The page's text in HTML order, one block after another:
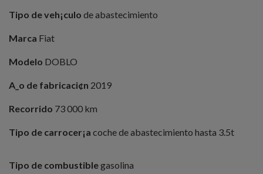
Tipo de veh¡culo de abastecimiento
Marca Fiat
Modelo DOBLO
A_o de fabricaci¢n 2019
Recorrido 73 000 km
Tipo de carrocer¡a coche de abastecimiento hasta 3.5t
Tipo de combustiblegasolina